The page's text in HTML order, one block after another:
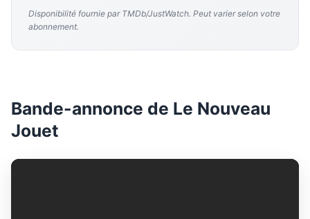
Disponibilité fournie par TMDb/JustWatch. Peut varier selon votre
abonnement.
Bande-annonce de Le Nouveau
Jouet